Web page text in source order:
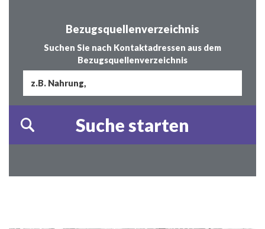
Bezugsquellenverzeichnis
Suchen Sie nach Kontaktadressen aus dem
Bezugsquellenverzeichnis